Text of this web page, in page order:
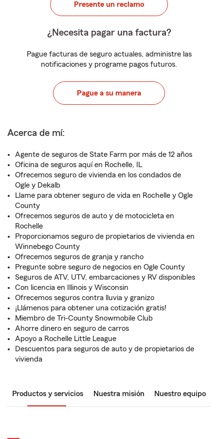
Presente un reclamo
¿Necesita pagar una factura?
Pague facturas de seguro actuales, administre las
notificaciones y programe pagos futuros.
Pague a su manera
Acerca de mí:
Agente de seguros de State Farm por más de 12 años
Oficina de seguros aquí en Rochelle, IL
Ofrecemos seguro de vivienda en los condados de
Ogle y Dekalb
Llame para obtener seguro de vida en Rochelle y Ogle
County
Ofrecemos seguros de auto y de motocicleta en
Rochelle
Proporcionamos seguro de propietarios de vivienda en
Winnebego County
Ofrecemos seguros de granja y rancho
Pregunte sobre seguro de negocios en Ogle County
Seguros de ATV, UTV, embarcaciones y RV disponibles
Con licencia en Illinois y Wisconsin
Ofrecemos seguros contra lluvia y granizo
¡Llámenos para obtener una cotización gratis!
Miembro de Tri-County Snowmobile Club
Ahorre dinero en seguro de carros
Apoyo a Rochelle Little League
Descuentos para seguros de auto y de propietarios de
vivienda
Productos y servicios Nuestra misión Nuestro equipo